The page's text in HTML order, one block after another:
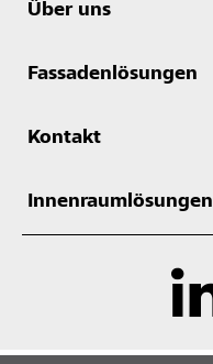
Über uns
Fassadenlösungen
Kontakt
Innenraumlösungen